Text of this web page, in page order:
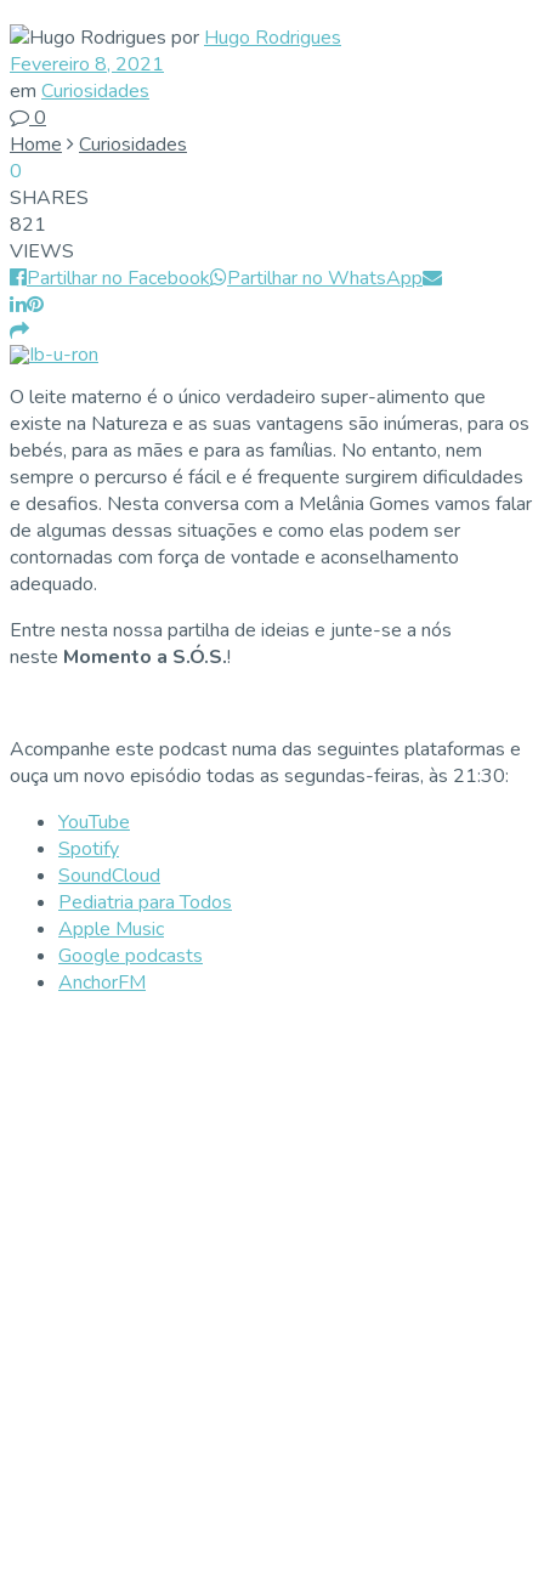
por Hugo Rodrigues
Fevereiro 8, 2021
em Curiosidades
0
Home
Curiosidades
0
SHARES
821
VIEWS
Partilhar no Facebook
Partilhar no WhatsApp
O leite materno é o único verdadeiro super-alimento que
existe na Natureza e as suas vantagens são inúmeras, para os
bebés, para as mães e para as famílias. No entanto, nem
sempre o percurso é fácil e é frequente surgirem dificuldades
e desafios. Nesta conversa com a Melânia Gomes vamos falar
de algumas dessas situações e como elas podem ser
contornadas com força de vontade e aconselhamento
adequado.
Entre nesta nossa partilha de ideias e junte-se a nós
neste Momento a S.Ó.S.!
Acompanhe este podcast numa das seguintes plataformas e
ouça um novo episódio todas as segundas-feiras, às 21:30:
YouTube
Spotify
SoundCloud
Pediatria para Todos
Apple Music
Google podcasts
AnchorFM